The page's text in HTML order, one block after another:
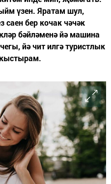
үзен. Яратам шул,
саен бер кочак чәчәк
бәйләменә йә машина
йә чит илгә туристлык